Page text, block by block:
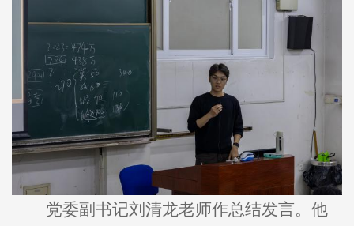
党委副书记刘清龙老师作总结发言。他